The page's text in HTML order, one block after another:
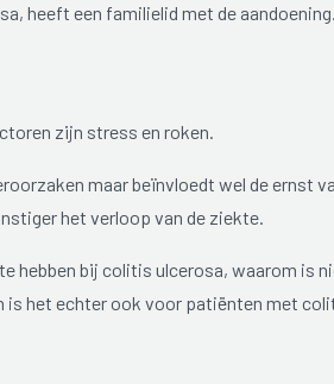
heeft een familielid met de
zijn stress en roken.
maar beïnvloedt wel de ernst
het verloop van de ziekte.
hebben bij colitis ulcerosa, waarom is
is het echter ook voor patiënten met